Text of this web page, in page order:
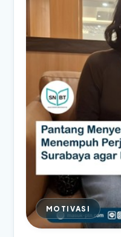
MOTIVASI